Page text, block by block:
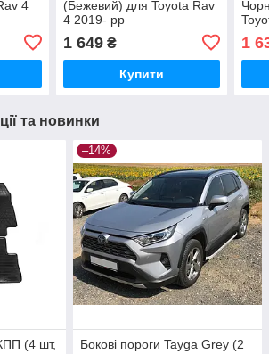
4
(Бежевий) для Toyota Rav
4 2019- рр
1 649₴
Купити
1
та новинки
(4 шт,
–14%
Бокові пороги Tayga Grey (2